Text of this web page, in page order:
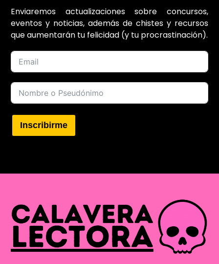
Enviaremos actualizaciones sobre concursos,
eventos y noticias, además de chistes y recursos
que aumentarán tu felicidad (y tu procrastinación).
Inscribirme